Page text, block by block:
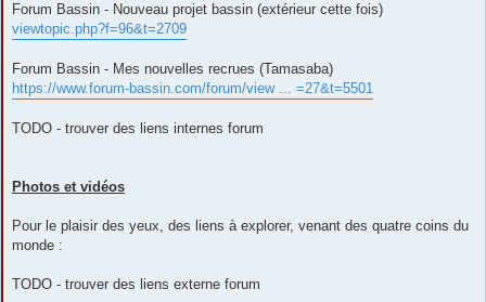
Forum Bassin - Nouveau projet bassin (extérieur cette fois)
viewtopic.php?f=96&t=2709
Forum Bassin - Mes nouvelles recrues (Tamasaba)
https://www.forum-bassin.com/forum/view ... =27&t=5501
TODO - trouver des liens internes forum
Photos et vidéos
Pour le plaisir des yeux, des liens à explorer, venant des quatre coins du
monde :
TODO - trouver des liens externe forum